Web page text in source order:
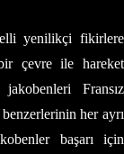
yenilikçi fikirlere
çevre ile hareket
Fransız
her ayrı
başarı için